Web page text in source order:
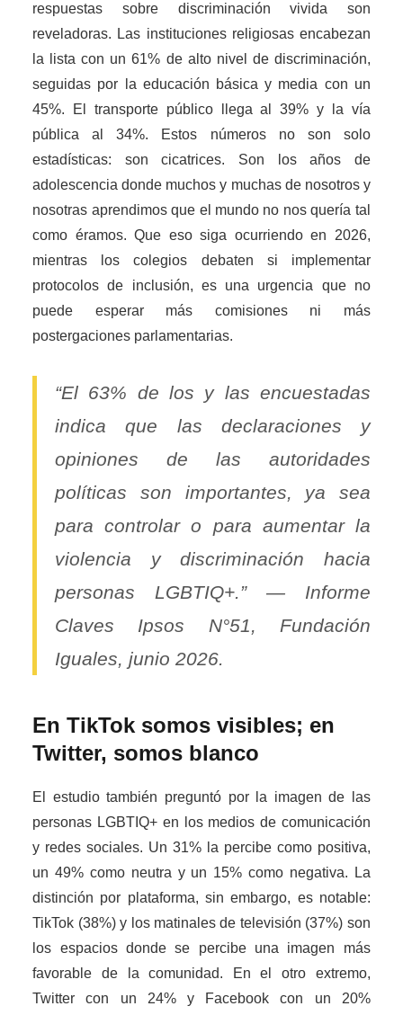
respuestas sobre discriminación vivida son
reveladoras. Las instituciones religiosas encabezan
la lista con un 61% de alto nivel de discriminación,
seguidas por la educación básica y media con un
45%. El transporte público llega al 39% y la vía
pública al 34%. Estos números no son solo
estadísticas: son cicatrices. Son los años de
adolescencia donde muchos y muchas de nosotros y
nosotras aprendimos que el mundo no nos quería tal
como éramos. Que eso siga ocurriendo en 2026,
mientras los colegios debaten si implementar
protocolos de inclusión, es una urgencia que no
puede esperar más comisiones ni más
postergaciones parlamentarias.
“El 63% de los y las encuestadas
indica que las declaraciones y
opiniones de las autoridades
políticas son importantes, ya sea
para controlar o para aumentar la
violencia y discriminación hacia
personas LGBTIQ+.” — Informe
Claves Ipsos N°51, Fundación
Iguales, junio 2026.
En TikTok somos visibles; en
Twitter, somos blanco
El estudio también preguntó por la imagen de las
personas LGBTIQ+ en los medios de comunicación
y redes sociales. Un 31% la percibe como positiva,
un 49% como neutra y un 15% como negativa. La
distinción por plataforma, sin embargo, es notable:
TikTok (38%) y los matinales de televisión (37%) son
los espacios donde se percibe una imagen más
favorable de la comunidad. En el otro extremo,
Twitter con un 24% y Facebook con un 20%